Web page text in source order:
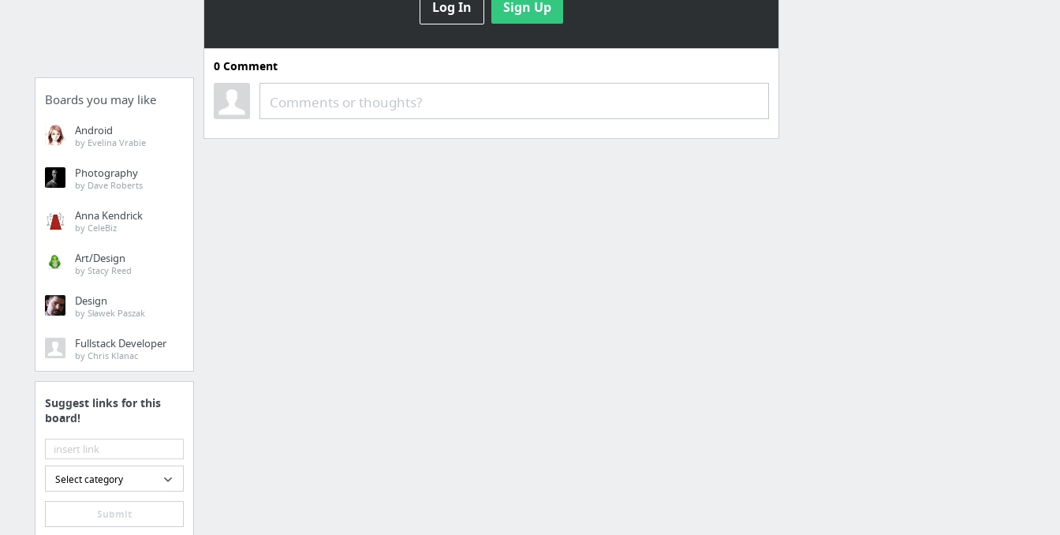
Boards you may like
Android
by Evelina Vrabie
Photography
by Dave Roberts
Anna Kendrick
by CeleBiz
Art/Design
by Stacy Reed
Design
by Sławek Paszak
Fullstack Developer
by Chris Klanac
Suggest links for this
board!
Select category
Submit
Log In Sign Up
0Comment
Comments or thoughts?